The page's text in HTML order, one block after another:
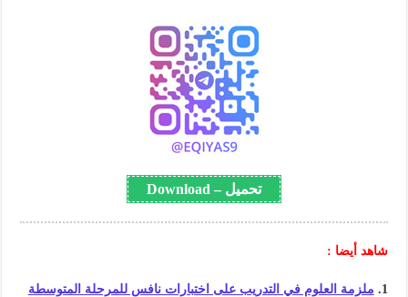
تحميل – Download
شاهد أيضا :
ملزمة العلوم في التدريب على اختبارات نافس للمرحلة المتوسطة